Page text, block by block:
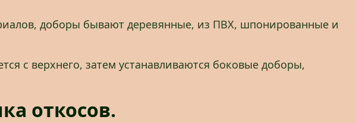
доборы бывают деревянные, из ПВХ, шпонированные и
с верхнего, затем устанавливаются боковые доборы,
откосов.